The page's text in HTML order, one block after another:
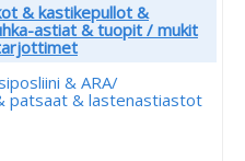
& kastikepullot &
astiat & tuopit / mukit
& ARA/
patsaat & lastenastiastot